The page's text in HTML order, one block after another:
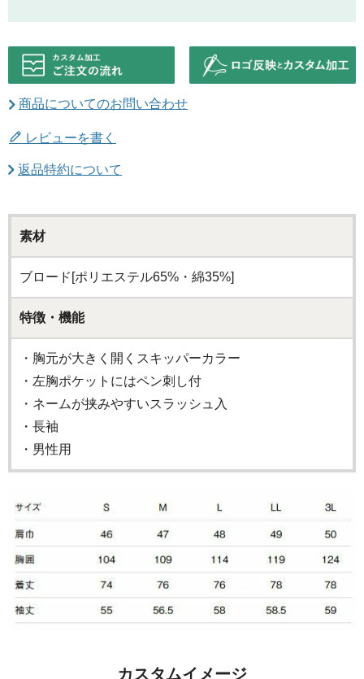
商品についてのお問い合わせ
レビューを書く
返品特約について
素材
ブロード[ポリエステル65%・綿35%]
特徴・機能
・胸元が大きく開くスキッパーカラー
・左胸ポケットにはペン刺し付
・ネームが挟みやすいスラッシュ入
・長袖
・男性用
カスタムイメージ